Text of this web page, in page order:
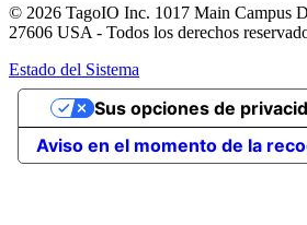
© 2026 TagoIO Inc. 1017 Main Campus
27606 USA - Todos los derechos
Estado del Sistema
Aviso en el momento de la
Sus opciones de